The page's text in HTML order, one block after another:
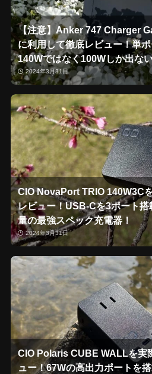
【注意】Anker 747 Charger
に利用して徹底レビュー！単
140Wではなく100Wしか出な
2024年3月31日
CIO NovaPort TRIO 140W3C
レビュー！USB-Cを3ポート
量の最強スペック充電器！
2024年3月31日
CIO Polaris CUBE WALLを実
ュー！67Wの高出力ポートを